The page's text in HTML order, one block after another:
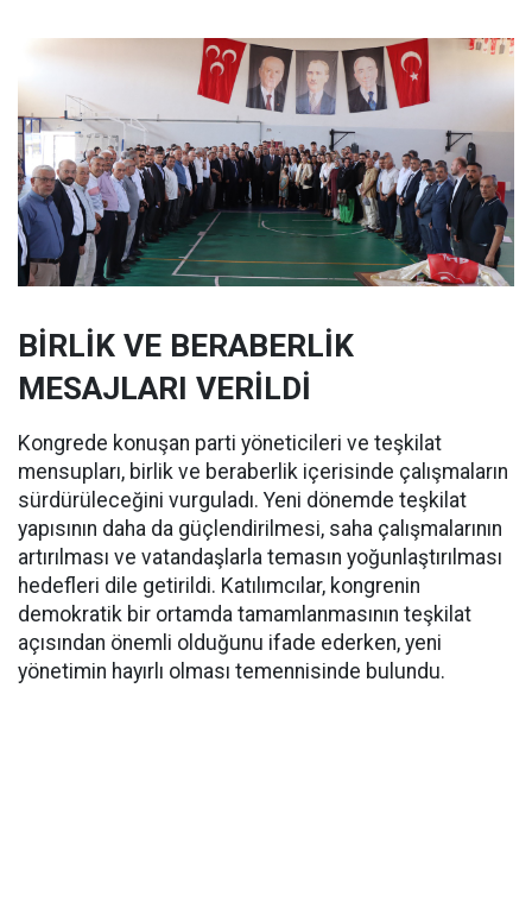
BİRLİK VE BERABERLİK
MESAJLARI VERİLDİ
Kongrede konuşan parti yöneticileri ve teşkilat
mensupları, birlik ve beraberlik içerisinde çalışmaların
sürdürüleceğini vurguladı. Yeni dönemde teşkilat
yapısının daha da güçlendirilmesi, saha çalışmalarının
artırılması ve vatandaşlarla temasın yoğunlaştırılması
hedefleri dile getirildi. Katılımcılar, kongrenin
demokratik bir ortamda tamamlanmasının teşkilat
açısından önemli olduğunu ifade ederken, yeni
yönetimin hayırlı olması temennisinde bulundu.